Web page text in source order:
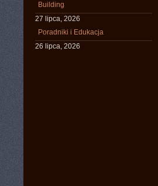
Building
27 lipca, 2026
Poradniki i Edukacja
26 lipca, 2026